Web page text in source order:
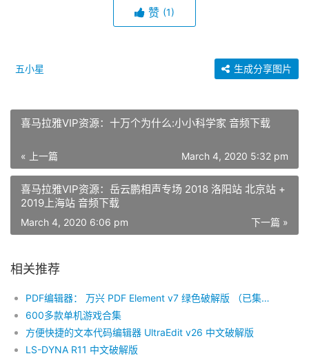
赞 (1)
五小星 生成分享图片
喜马拉雅VIP资源：十万个为什么:小小科学家 音频下载
« 上一篇 March 4, 2020 5:32 pm
喜马拉雅VIP资源：岳云鹏相声专场 2018 洛阳站 北京站 +
2019上海站 音频下载
下一篇 »
March 4, 2020 6:06 pm
相关推荐
PDF编辑器： 万兴 PDF Element v7 绿色破解版 （已集成OCR模块）
600多款单机游戏合集
方便快捷的文本代码编辑器 UltraEdit v26 中文破解版
LS-DYNA R11 中文破解版